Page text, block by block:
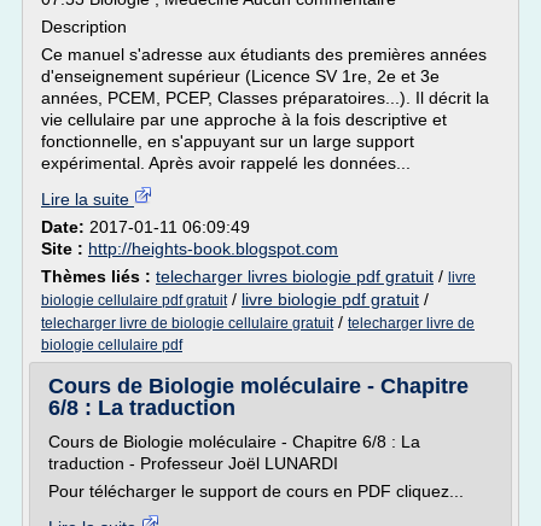
Description
Ce manuel s'adresse aux étudiants des premières années
d'enseignement supérieur (Licence SV 1re, 2e et 3e
années, PCEM, PCEP, Classes préparatoires...). Il décrit la
vie cellulaire par une approche à la fois descriptive et
fonctionnelle, en s'appuyant sur un large support
expérimental. Après avoir rappelé les données...
Lire la suite
Date: 2017-01-11 06:09:49
Site : http://heights-book.blogspot.com
Thèmes liés : telecharger livres biologie pdf gratuit / livre
biologie cellulaire pdf gratuit/ livre biologie pdf gratuit /
telecharger livre de biologie cellulaire gratuit/ telecharger livre de
biologie cellulaire pdf
Cours de Biologie moléculaire - Chapitre
6/8 : La traduction
Cours de Biologie moléculaire - Chapitre 6/8 : La
traduction - Professeur Joël LUNARDI
Pour télécharger le support de cours en PDF cliquez...